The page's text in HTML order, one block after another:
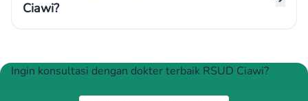
Ciawi?
Ingin konsultasi dengan dokter terbaik RSUD Ciawi?